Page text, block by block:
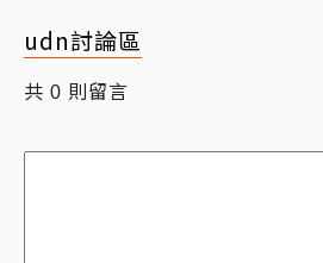
udn討論區
共 0 則留言